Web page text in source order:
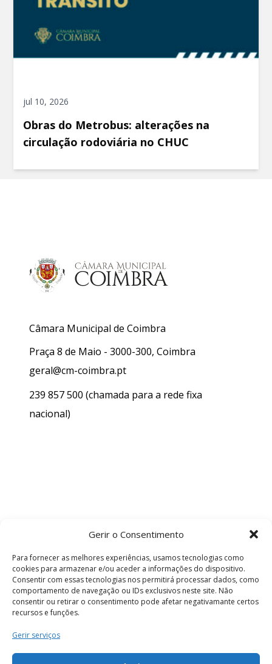
Gerir o Consentimento
Para fornecer as melhores experiências, usamos tecnologias como
cookies para armazenar e/ou aceder a informações do dispositivo.
Consentir com essas tecnologias nos permitirá processar dados, como
comportamento de navegação ou IDs exclusivos neste site. Não
consentir ou retirar o consentimento pode afetar negativamante certos
recursos e funções.
Gerir serviços
jul 10, 2026
Obras do Metrobus: alterações na
circulação rodoviária no CHUC
Câmara Municipal de Coimbra
Praça 8 de Maio - 3000-300, Coimbra
geral@cm-coimbra.pt
239 857 500 (chamada para a rede fixa
nacional)
Termos e Condições